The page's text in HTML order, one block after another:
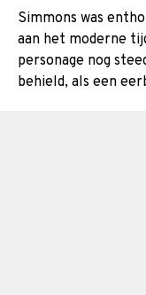
Simmons was
aan het moderne
personage nog
behield, als een